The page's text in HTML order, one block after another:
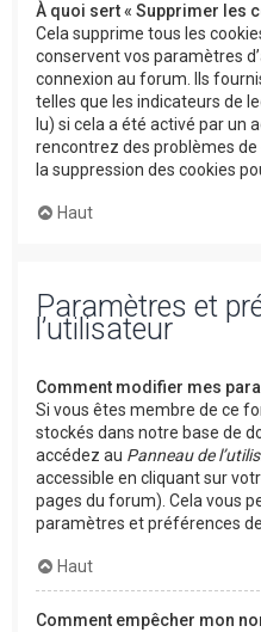
À quoi sert « Supprimer les
Cela supprime tous les
conservent vos paramètres
connexion au forum. Ils
telles que les indicateurs de
lu) si cela a été activé par un
rencontrez des problèmes
la suppression des cookies
Haut
Paramètres et
l’utilisateur
Comment modifier mes
Si vous êtes membre de ce
stockés dans notre base de
accédez au Panneau de
accessible en cliquant sur
pages du forum). Cela vous
paramètres et préférences
Haut
Comment empêcher mon